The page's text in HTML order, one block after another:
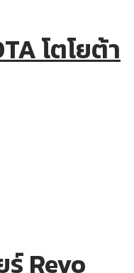
โตโยต้า
ร์ Revo